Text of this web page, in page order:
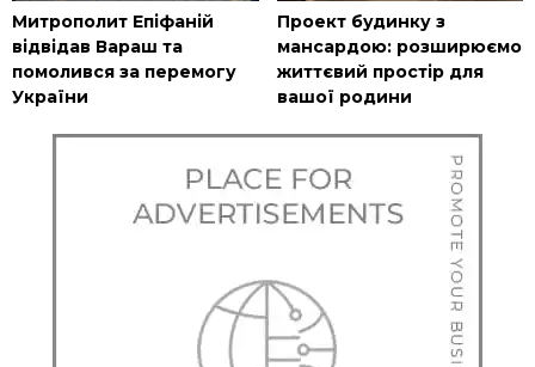
Митрополит Епіфаній
відвідав Вараш та
помолився за перемогу
України
Проект будинку з
мансардою: розширюємо
життєвий простір для
вашої родини